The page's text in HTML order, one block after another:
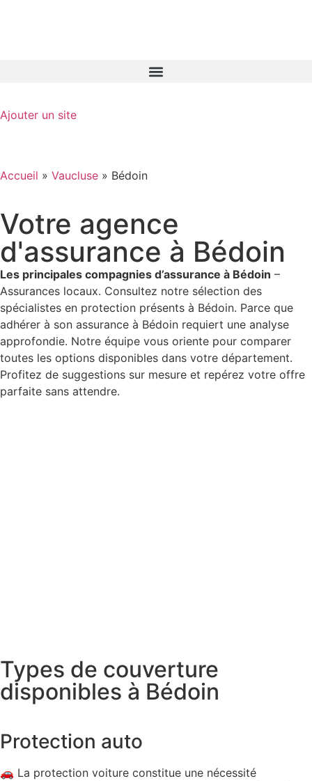
Ajouter un site
Accueil » Vaucluse » Bédoin
Votre agence
d'assurance à Bédoin
Les principales compagnies d’assurance à Bédoin –
Assurances locaux. Consultez notre sélection des
spécialistes en protection présents à Bédoin. Parce que
adhérer à son assurance à Bédoin requiert une analyse
approfondie. Notre équipe vous oriente pour comparer
toutes les options disponibles dans votre département.
Profitez de suggestions sur mesure et repérez votre offre
parfaite sans attendre.
Types de couverture
disponibles à Bédoin
Protection auto
🚗 La protection voiture constitue une nécessité